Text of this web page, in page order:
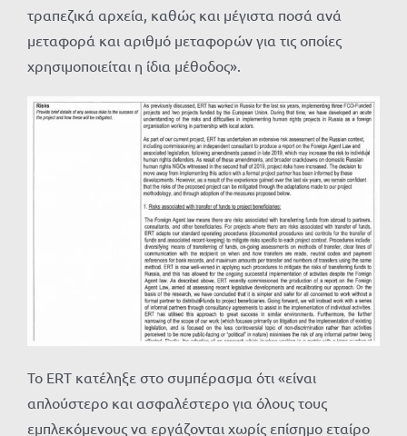
τραπεζικά αρχεία, καθώς και μέγιστα ποσά ανά
μεταφορά και αριθμό μεταφορών για τις οποίες
χρησιμοποιείται η ίδια μέθοδος».
Το ERT κατέληξε στο συμπέρασμα ότι «είναι
απλούστερο και ασφαλέστερο για όλους τους
εμπλεκόμενους να εργάζονται χωρίς επίσημο εταίρο